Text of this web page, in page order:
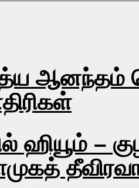
ஆனந்தம்
ஹியூம் –